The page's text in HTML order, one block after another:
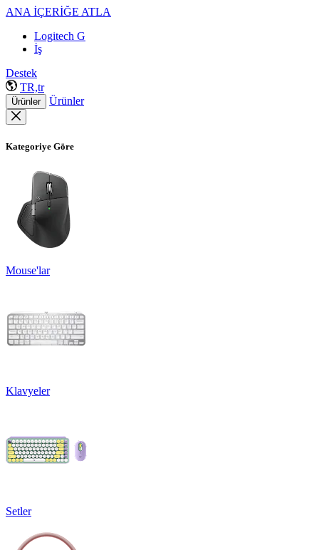
ANA İÇERİĞE ATLA
Logitech G
İş
Destek
TR,tr
Ürünler Ürünler
Kategoriye Göre
Mouse'lar
Klavyeler
Setler